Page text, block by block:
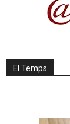
El Temps